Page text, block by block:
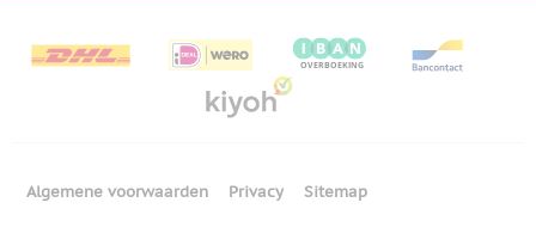
Algemene voorwaarden Privacy Sitemap